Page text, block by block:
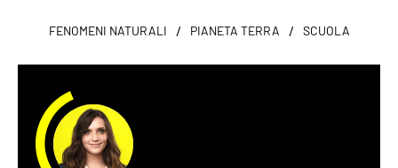
FENOMENI NATURALI / PIANETA TERRA / SCUOLA